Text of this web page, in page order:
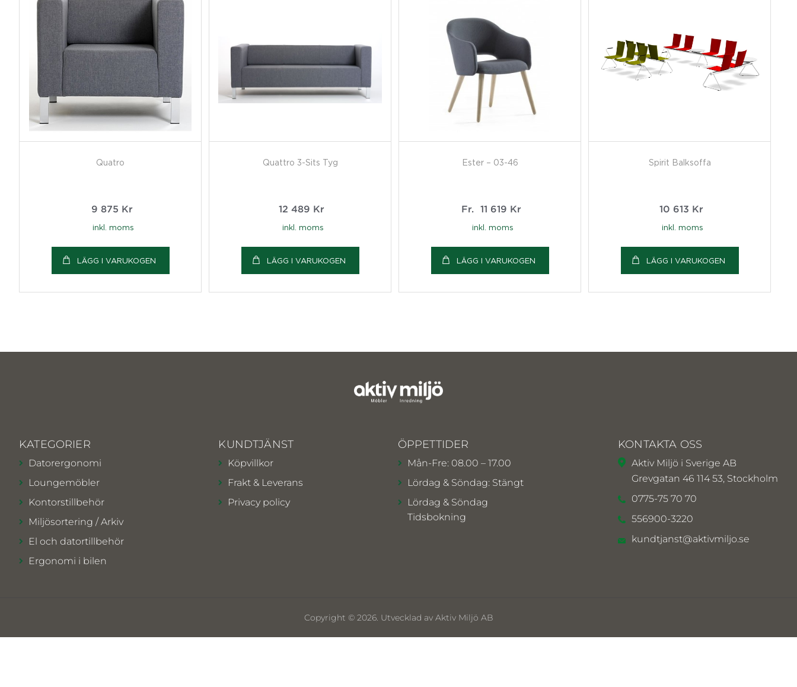
Quatro
9 875 Kr
inkl. moms
LÄGG I VARUKOGEN
Quattro 3-Sits Tyg
12 489 Kr
inkl. moms
LÄGG I VARUKOGEN
Ester – 03-46
Fr. 11 619 Kr
inkl. moms
LÄGG I VARUKOGEN
Spirit Balksoffa
10 613 Kr
inkl. moms
LÄGG I VARUKOGEN
KATEGORIER
Datorergonomi
Loungemöbler
Kontorstillbehör
Miljösortering / Arkiv
El och datortillbehör
Ergonomi i bilen
KUNDTJÄNST
Köpvillkor
Frakt & Leverans
Privacy policy
ÖPPETTIDER
Mån-Fre: 08.00 – 17.00
Lördag & Söndag: Stängt
Lördag & Söndag
Tidsbokning
KONTAKTA OSS
Aktiv Miljö i Sverige AB
Grevgatan 46 114 53, Stockholm
0775-75 70 70
556900-3220
kundtjanst@aktivmiljo.se
Copyright © 2026. Utvecklad av Aktiv Miljö AB